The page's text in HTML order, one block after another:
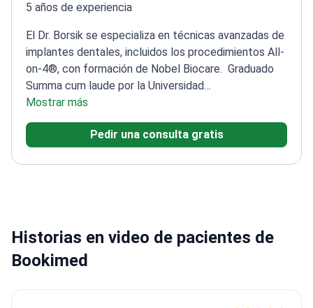
5 años de experiencia
El Dr. Borsik se especializa en técnicas avanzadas de
implantes dentales, incluidos los procedimientos All-
on-4®, con formación de Nobel Biocare. Graduado
Summa cum laude por la Universidad
Semmelweis
Guide para una colocación precisa de
Asistió al Zurich Digital Day para conocer
técnicas de obturación estética y carillas de
Mostrar más
Pedir una consulta gratis
Historias en video de pacientes de
Bookimed